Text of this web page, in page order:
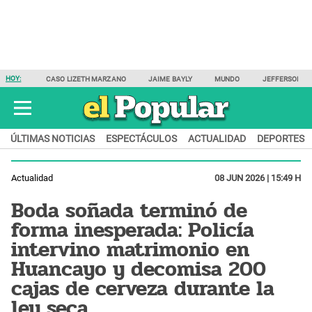
HOY: CASO LIZETH MARZANO JAIME BAYLY MUNDO JEFFERSON
ÚLTIMAS NOTICIAS ESPECTÁCULOS ACTUALIDAD DEPORTES
Actualidad 08 JUN 2026 | 15:49 H
Boda soñada terminó de
forma inesperada: Policía
intervino matrimonio en
Huancayo y decomisa 200
cajas de cerveza durante la